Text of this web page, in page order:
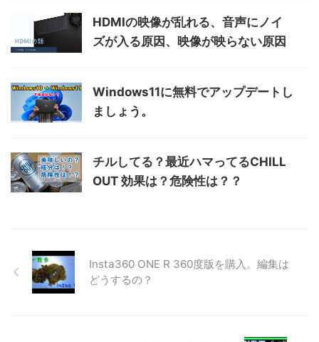
HDMIの映像が乱れる、音声にノイ
ズが入る原因、映像が映らない原因
Windows11に無料でアップデートし
ましょう。
チルしてる？最近ハマってるCHILL
OUT 効果は？危険性は？？
Insta360 ONE R 360度版を購入。編集は
どうするの？